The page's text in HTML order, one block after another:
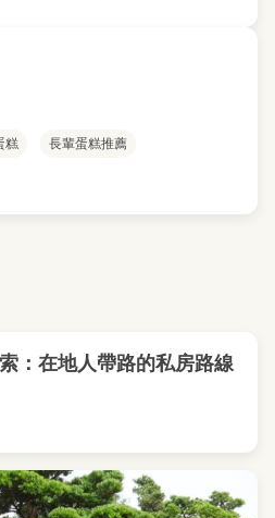
糕 長輩蛋糕推薦
：在地人帶路的私房路線